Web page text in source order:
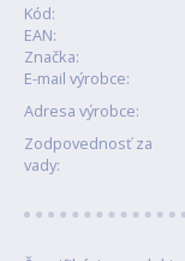
Kód:
EAN:
Značka:
E-mail výrobce:
Adresa výrobce:
Zodpovednosť za
vady: